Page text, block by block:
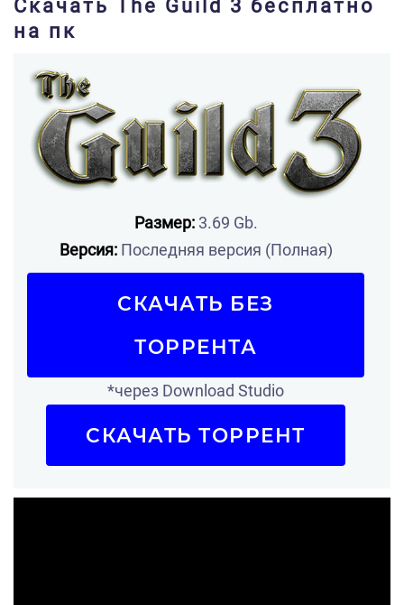
Скачать The Guild 3 бесплатно
на пк
Размер:3.69 Gb.
Версия:Последняя версия (Полная)
СКАЧАТЬ БЕЗ
ТОРРЕНТА
*через Download Studio
СКАЧАТЬ ТОРРЕНТ